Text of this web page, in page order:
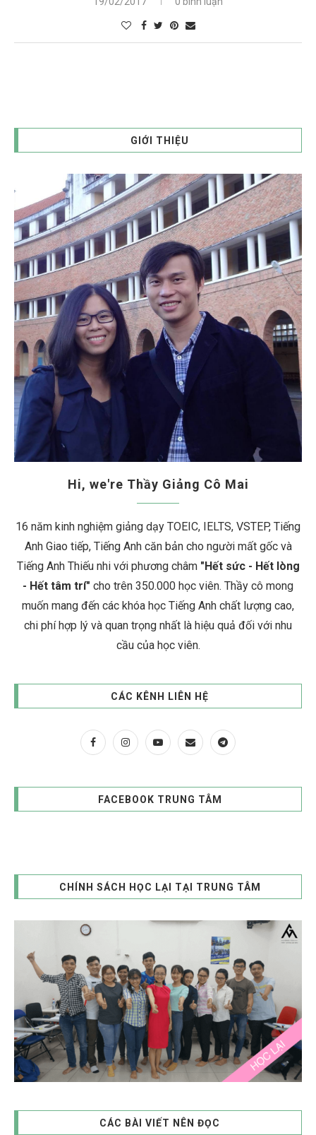
GIỚI THIỆU
Hi, we're Thầy Giảng Cô Mai
16 năm kinh nghiệm giảng dạy TOEIC, IELTS, VSTEP, Tiếng
Anh Giao tiếp, Tiếng Anh căn bản cho người mất gốc và
Tiếng Anh Thiếu nhi với phương châm "Hết sức - Hết lòng
- Hết tâm trí" cho trên 350.000 học viên. Thầy cô mong
muốn mang đến các khóa học Tiếng Anh chất lượng cao,
chi phí hợp lý và quan trọng nhất là hiệu quả đối với nhu
cầu của học viên.
CÁC KÊNH LIÊN HỆ
FACEBOOK TRUNG TÂM
CHÍNH SÁCH HỌC LẠI TẠI TRUNG TÂM
CÁC BÀI VIẾT NÊN ĐỌC